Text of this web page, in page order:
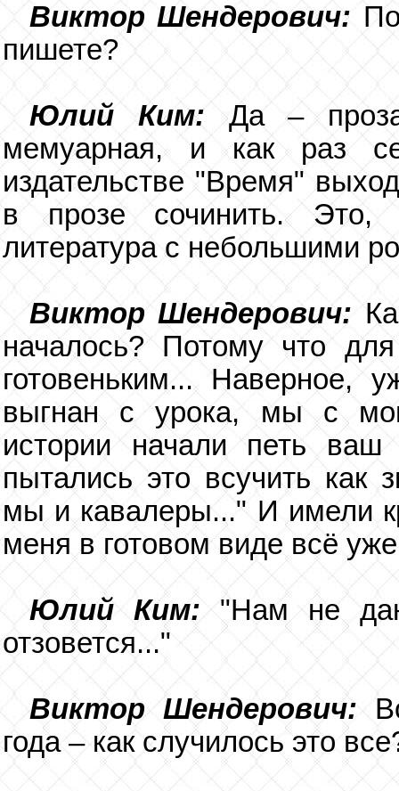
Виктор Шендерович:
пишете?
Юлий Ким:Да –
мемуарная, и как раз
издательстве "Время"
в прозе сочинить. Это,
литература с небольшими
Виктор Шендерович:
началось? Потому что
готовеньким...
выгнан с урока, мы с
истории начали петь
пытались это всучить как
мы и кавалеры..." И имели
меня в готовом виде всё
Юлий Ким: "Нам не
отзовется..."
Виктор Шендерович:
года – как случилось это